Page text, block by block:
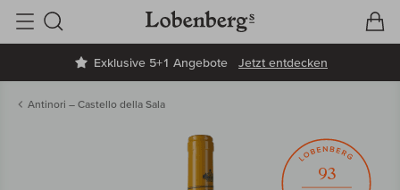
Exklusive 5+1 Angebote Jetzt entdecken
Suche
Antinori – Castello della Sala
93